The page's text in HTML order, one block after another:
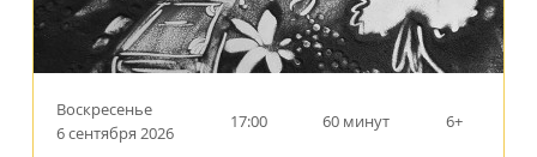
Воскресенье
6 сентября 2026
17:00 60 минут 6+